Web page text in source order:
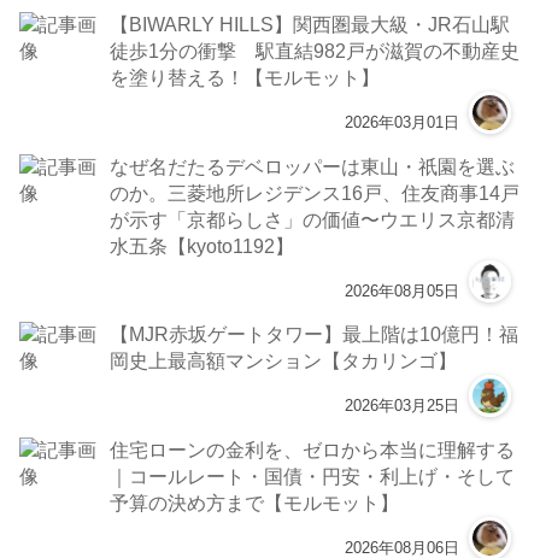
【BIWARLY HILLS】関西圏最大級・JR石山駅
徒歩1分の衝撃 駅直結982戸が滋賀の不動産史
を塗り替える！【モルモット】
2026年03月01日
なぜ名だたるデベロッパーは東山・祇園を選ぶ
のか。三菱地所レジデンス16戸、住友商事14戸
が示す「京都らしさ」の価値〜ウエリス京都清
水五条【kyoto1192】
2026年08月05日
【MJR赤坂ゲートタワー】最上階は10億円！福
岡史上最高額マンション【タカリンゴ】
2026年03月25日
住宅ローンの金利を、ゼロから本当に理解する
｜コールレート・国債・円安・利上げ・そして
予算の決め方まで【モルモット】
2026年08月06日